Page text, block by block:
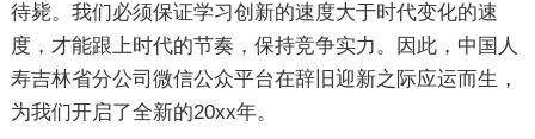
待毙。我们必须保证学习创新的速度大于时代变化的速
度，才能跟上时代的节奏，保持竞争实力。因此，中国人
寿吉林省分公司微信公众平台在辞旧迎新之际应运而生，
为我们开启了全新的20xx年。